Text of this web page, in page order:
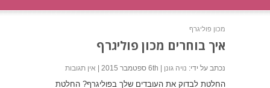
מכון פוליגרף
איך בוחרים מכון פוליגרף
נכתב על ידי: נויה גונן אין תגובות
החלטת לבדוק את העובדים שלך בפוליגרף? החלטת